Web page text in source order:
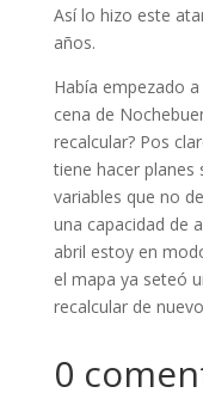
Así lo hizo este
años.
Había empezado
cena de
recalcular? Pos
tiene hacer planes
variables que no
una capacidad de
abril estoy en
el mapa ya seteó
recalcular de
0